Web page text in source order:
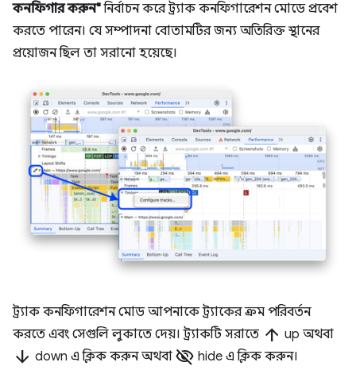
কনফিগার করুন"নির্বাচন করে ট্র্যাক কনফিগারেশন মোডে প্রবেশ
করতে পারেন। যে সম্পাদনা বোতামটির জন্য অতিরিক্ত স্থানের
প্রয়োজন ছিল তা সরানো হয়েছে।
ট্র্যাক কনফিগারেশন মোড আপনাকে ট্র্যাকের ক্রম পরিবর্তন
করতে এবং সেগুলি লুকাতে দেয়। ট্র্যাকটি সরাতে arrow_upward up অথবা
arrow_downward down এ ক্লিক করুন অথবা visibility_off hide এ ক্লিক করুন।